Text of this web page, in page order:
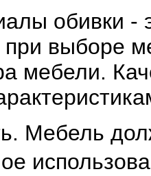
обивки -
при выборе
мебели.
Мебель